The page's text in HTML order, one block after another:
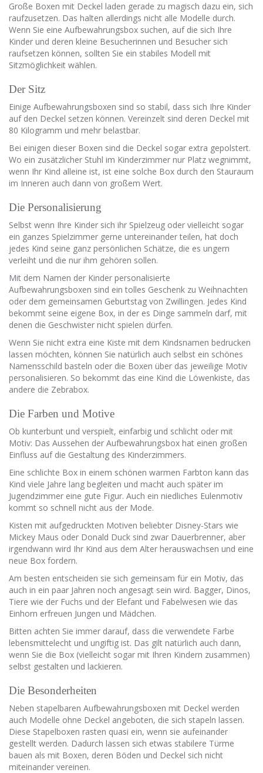
Große Boxen mit Deckel laden gerade zu magisch dazu ein, sich
raufzusetzen. Das halten allerdings nicht alle Modelle durch.
Wenn Sie eine Aufbewahrungsbox suchen, auf die sich Ihre
Kinder und deren kleine Besucherinnen und Besucher sich
raufsetzen können, sollten Sie ein stabiles Modell mit
Sitzmöglichkeit wählen.
Der Sitz
Einige Aufbewahrungsboxen sind so stabil, dass sich Ihre Kinder
auf den Deckel setzen können. Vereinzelt sind deren Deckel mit
80 Kilogramm und mehr belastbar.
Bei einigen dieser Boxen sind die Deckel sogar extra gepolstert.
Wo ein zusätzlicher Stuhl im Kinderzimmer nur Platz wegnimmt,
wenn Ihr Kind alleine ist, ist eine solche Box durch den Stauraum
im Inneren auch dann von großem Wert.
Die Personalisierung
Selbst wenn Ihre Kinder sich ihr Spielzeug oder vielleicht sogar
ein ganzes Spielzimmer gerne untereinander teilen, hat doch
jedes Kind seine ganz persönlichen Schätze, die es ungern
verleiht und die nur ihm gehören sollen.
Mit dem Namen der Kinder personalisierte
Aufbewahrungsboxen sind ein tolles Geschenk zu Weihnachten
oder dem gemeinsamen Geburtstag von Zwillingen. Jedes Kind
bekommt seine eigene Box, in der es Dinge sammeln darf, mit
denen die Geschwister nicht spielen dürfen.
Wenn Sie nicht extra eine Kiste mit dem Kindsnamen bedrucken
lassen möchten, können Sie natürlich auch selbst ein schönes
Namensschild basteln oder die Boxen über das jeweilige Motiv
personalisieren. So bekommt das eine Kind die Löwenkiste, das
andere die Zebrabox.
Die Farben und Motive
Ob kunterbunt und verspielt, einfarbig und schlicht oder mit
Motiv: Das Aussehen der Aufbewahrungsbox hat einen großen
Einfluss auf die Gestaltung des Kinderzimmers.
Eine schlichte Box in einem schönen warmen Farbton kann das
Kind viele Jahre lang begleiten und macht auch später im
Jugendzimmer eine gute Figur. Auch ein niedliches Eulenmotiv
kommt so schnell nicht aus der Mode.
Kisten mit aufgedruckten Motiven beliebter Disney-Stars wie
Mickey Maus oder Donald Duck sind zwar Dauerbrenner, aber
irgendwann wird Ihr Kind aus dem Alter herauswachsen und eine
neue Box fordern.
Am besten entscheiden sie sich gemeinsam für ein Motiv, das
auch in ein paar Jahren noch angesagt sein wird. Bagger, Dinos,
Tiere wie der Fuchs und der Elefant und Fabelwesen wie das
Einhorn erfreuen Jungen und Mädchen.
Bitten achten Sie immer darauf, dass die verwendete Farbe
lebensmittelecht und ungiftig ist. Das gilt natürlich auch dann,
wenn Sie die Box (vielleicht sogar mit Ihren Kindern zusammen)
selbst gestalten und lackieren.
Die Besonderheiten
Neben stapelbaren Aufbewahrungsboxen mit Deckel werden
auch Modelle ohne Deckel angeboten, die sich stapeln lassen.
Diese Stapelboxen rasten quasi ein, wenn sie aufeinander
gestellt werden. Dadurch lassen sich etwas stabilere Türme
bauen als mit Boxen, deren Böden und Deckel sich nicht
miteinander vereinen.